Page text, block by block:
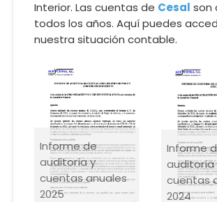
Interior. Las cuentas de Cesal son
todos los años. Aquí puedes
nuestra situación contable.
Informe de
auditoría y
cuentas anuales
2025
Informe
auditoría
cuentas
2024